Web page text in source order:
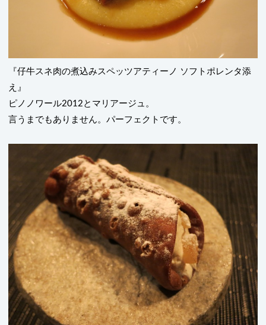
『仔牛スネ肉の煮込みスペッツアティーノ ソフトポレンタ添
え』
ピノノワール2012 とマリアージュ。
言うまでもありません。パーフェクトです。